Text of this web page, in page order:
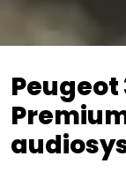
Peugeot